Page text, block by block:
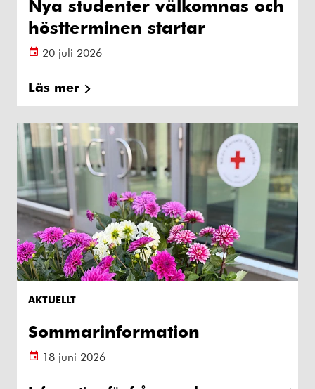
Nya studenter välkomnas och
höstterminen startar
20 juli 2026
Läs mer
AKTUELLT
Sommarinformation
18 juni 2026